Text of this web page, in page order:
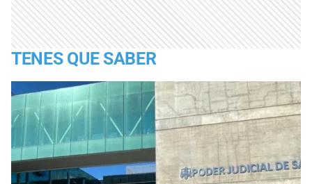
TENES QUE SABER